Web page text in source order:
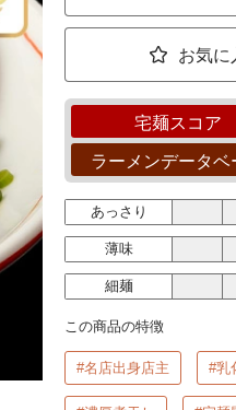
お気に
宅麺スコア
ラーメンデータベ
あっさり
薄味
細麺
この商品の特徴
#名店出身店主 #乳